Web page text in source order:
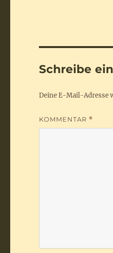
Schreibe
Deine E-Mail-Adresse
KOMMENTAR *